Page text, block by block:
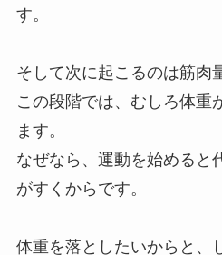
す。
そして次に起こるのは筋肉
この段階では、むしろ体重
ます。
なぜなら、運動を始めると
がすくからです。
体重を落としたいからと、